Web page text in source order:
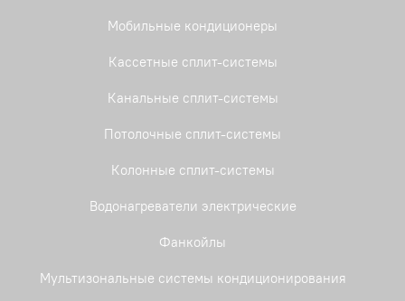
Мобильные кондиционеры
Кассетные сплит-системы
Канальные сплит-системы
Потолочные сплит-системы
Колонные сплит-системы
Водонагреватели электрические
Фанкойлы
Мультизональные системы кондиционирования